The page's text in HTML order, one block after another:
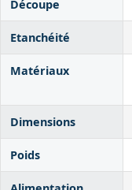
Découpe
Etanchéité
Matériaux
Dimensions
Poids